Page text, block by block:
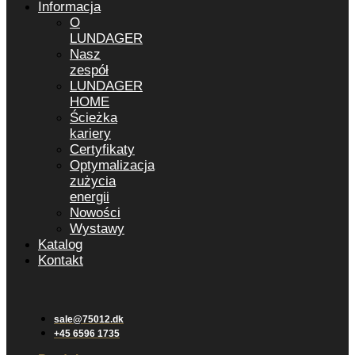
Informacja
O
LUNDAGER
Nasz
zespół
LUNDAGER
HOME
Ścieżka
kariery
Certyfikaty
Optymalizacja
zużycia
energii
Nowości
Wystawy
Katalog
Kontakt
sale@75012.dk
+45 6596 1735